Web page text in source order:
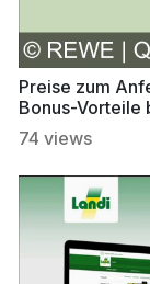
Preise zum
Bonus-Vorteile
74 views